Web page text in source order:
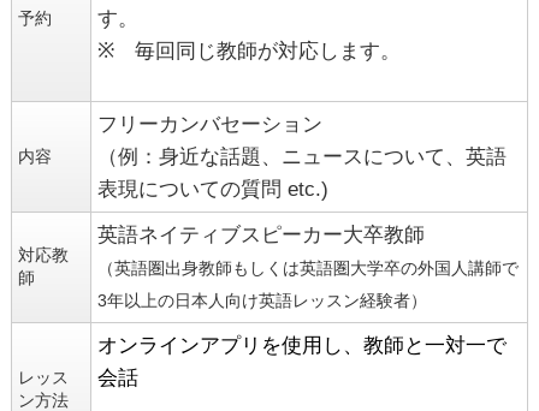
予約
す。
※ 毎回同じ教師が対応します。
内容
フリーカンバセーション
（例：身近な話題、ニュースについて、英語
表現についての質問 etc.)
対応教
師
英語ネイティブスピーカー大卒教師
（英語圏出身教師もしくは英語圏大学卒の外国人講師で
3年以上の日本人向け英語レッスン経験者）
レッス
ン方法
オンラインアプリを使用し、教師と一対一で
会話